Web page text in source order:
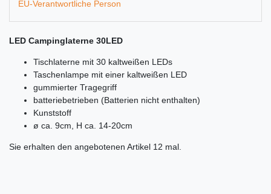
EU-Verantwortliche Person
LED Campinglaterne 30LED
Tischlaterne mit 30 kaltweißen LEDs
Taschenlampe mit einer kaltweißen LED
gummierter Tragegriff
batteriebetrieben (Batterien nicht enthalten)
Kunststoff
ø ca. 9cm, H ca. 14-20cm
Sie erhalten den angebotenen Artikel 12 mal.